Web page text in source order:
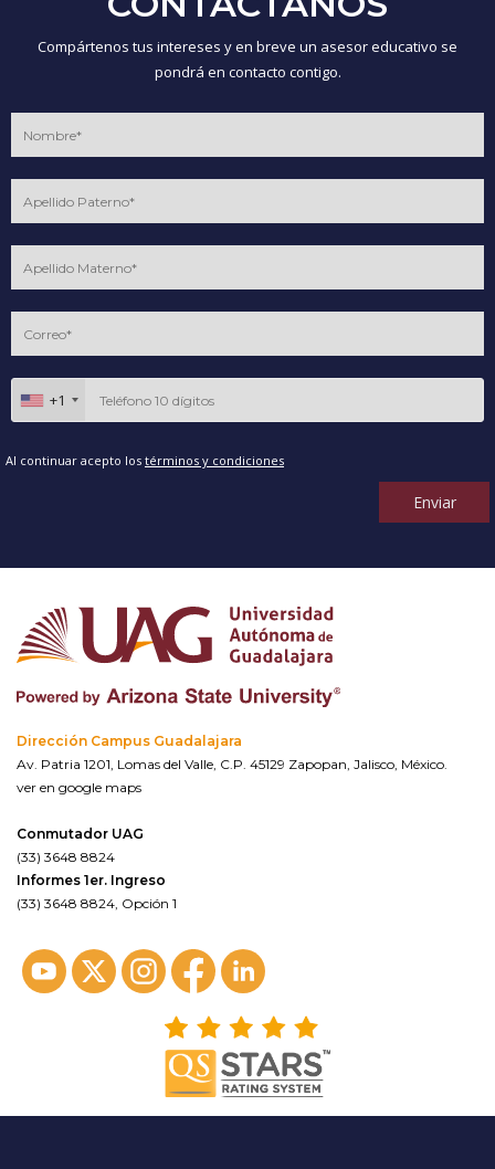
Compártenos tus intereses y en breve un asesor educativo se
pondrá en contacto contigo.
+1
Al continuar acepto los términos y condiciones
Enviar
Dirección Campus Guadalajara
Av. Patria 1201, Lomas del Valle, C.P. 45129 Zapopan, Jalisco, México.
ver en google maps
Conmutador UAG
(33) 3648 8824
Informes 1er. Ingreso
(33) 3648 8824, Opción 1